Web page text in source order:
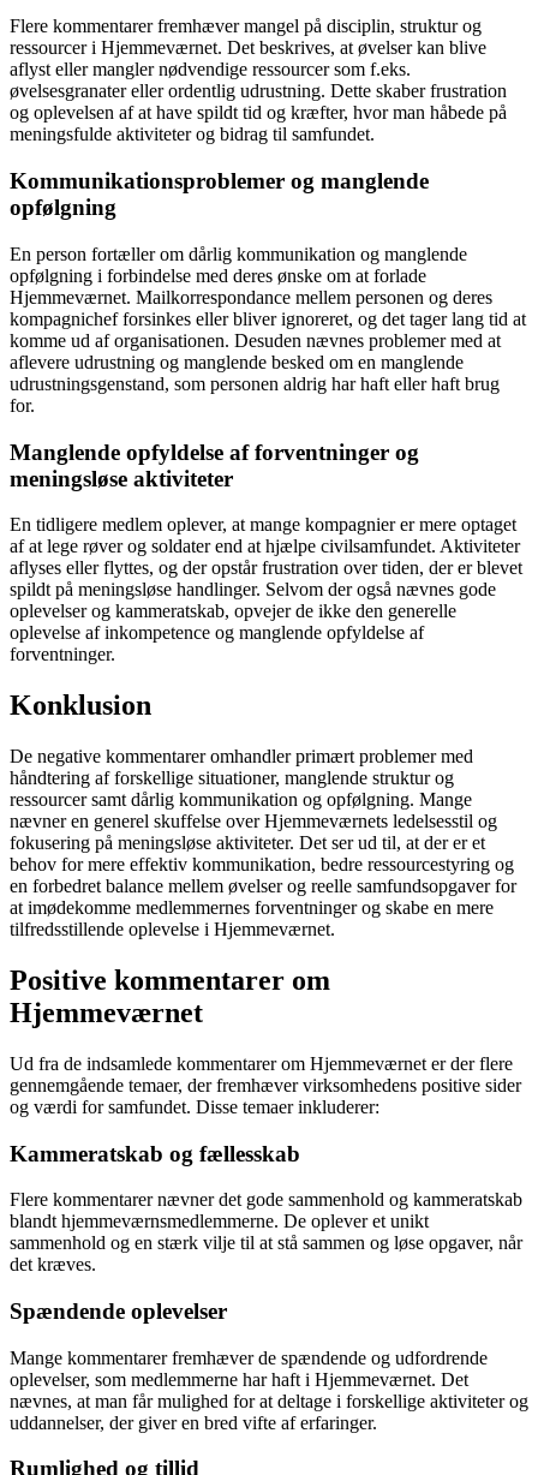
Flere kommentarer fremhæver mangel på disciplin, struktur og
ressourcer i Hjemmeværnet. Det beskrives, at øvelser kan blive
aflyst eller mangler nødvendige ressourcer som f.eks.
øvelsesgranater eller ordentlig udrustning. Dette skaber frustration
og oplevelsen af at have spildt tid og kræfter, hvor man håbede på
meningsfulde aktiviteter og bidrag til samfundet.
Kommunikationsproblemer og manglende
opfølgning
En person fortæller om dårlig kommunikation og manglende
opfølgning i forbindelse med deres ønske om at forlade
Hjemmeværnet. Mailkorrespondance mellem personen og deres
kompagnichef forsinkes eller bliver ignoreret, og det tager lang tid at
komme ud af organisationen. Desuden nævnes problemer med at
aflevere udrustning og manglende besked om en manglende
udrustningsgenstand, som personen aldrig har haft eller haft brug
for.
Manglende opfyldelse af forventninger og
meningsløse aktiviteter
En tidligere medlem oplever, at mange kompagnier er mere optaget
af at lege røver og soldater end at hjælpe civilsamfundet. Aktiviteter
aflyses eller flyttes, og der opstår frustration over tiden, der er blevet
spildt på meningsløse handlinger. Selvom der også nævnes gode
oplevelser og kammeratskab, opvejer de ikke den generelle
oplevelse af inkompetence og manglende opfyldelse af
forventninger.
Konklusion
De negative kommentarer omhandler primært problemer med
håndtering af forskellige situationer, manglende struktur og
ressourcer samt dårlig kommunikation og opfølgning. Mange
nævner en generel skuffelse over Hjemmeværnets ledelsesstil og
fokusering på meningsløse aktiviteter. Det ser ud til, at der er et
behov for mere effektiv kommunikation, bedre ressourcestyring og
en forbedret balance mellem øvelser og reelle samfundsopgaver for
at imødekomme medlemmernes forventninger og skabe en mere
tilfredsstillende oplevelse i Hjemmeværnet.
Positive kommentarer om
Hjemmeværnet
Ud fra de indsamlede kommentarer om Hjemmeværnet er der flere
gennemgående temaer, der fremhæver virksomhedens positive sider
og værdi for samfundet. Disse temaer inkluderer:
Kammeratskab og fællesskab
Flere kommentarer nævner det gode sammenhold og kammeratskab
blandt hjemmeværnsmedlemmerne. De oplever et unikt
sammenhold og en stærk vilje til at stå sammen og løse opgaver, når
det kræves.
Spændende oplevelser
Mange kommentarer fremhæver de spændende og udfordrende
oplevelser, som medlemmerne har haft i Hjemmeværnet. Det
nævnes, at man får mulighed for at deltage i forskellige aktiviteter og
uddannelser, der giver en bred vifte af erfaringer.
Rumlighed og tillid